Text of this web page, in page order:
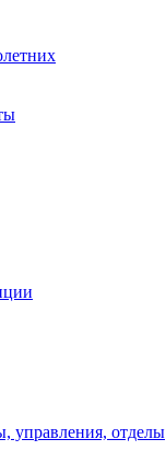
управления, отделы